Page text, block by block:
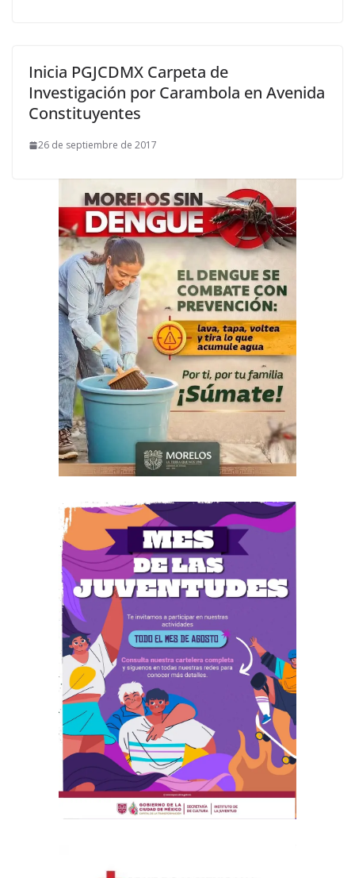
Inicia PGJCDMX Carpeta de
Investigación por Carambola en Avenida
Constituyentes
26 de septiembre de 2017